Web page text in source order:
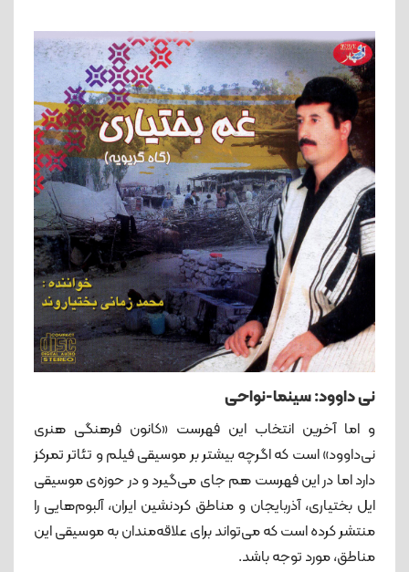
نی داوود: سینما-نواحی
و اما آخرین انتخاب این فهرست «کانون فرهنگی هنری
نی‌داوود» است که اگرچه بیشتر بر موسیقی فیلم و تئاتر تمرکز
دارد اما در این فهرست هم جای می‌گیرد و در حوزه‌ی موسیقی
ایل بختیاری، آذربایجان و مناطق کردنشین ایران، آلبوم‌هایی را
منتشر کرده است که می‌تواند برای علاقه‌مندان به موسیقی این
مناطق، مورد توجه باشد.